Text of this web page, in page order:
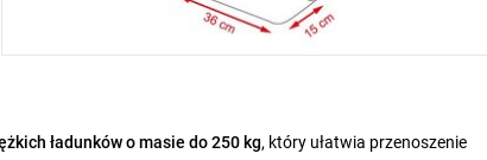
ładunków o masie do 250 kg, który ułatwia przenoszenie